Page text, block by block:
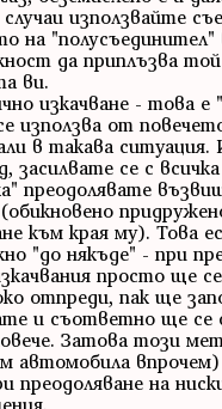
използвайте
на "полусъединител"
да приплъзва
ви.
изкачване - това е
използва от
в такава ситуация.
засилвате се с
преодолявате
към края му). Това
"до някъде" - при
просто ще
отпреди, пак ще
и съответно ще се
Затова този
автомобила
преодоляване на